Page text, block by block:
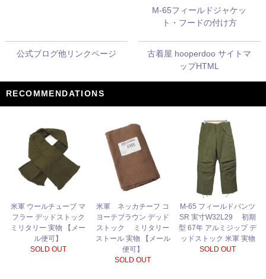
M-65フィールドジャケッ
ト・フードの付け方
公式ブログ他リンクページ
古着屋 hooperdoo サイトマ
ップHTML
RECOMMENDATIONS
米軍 ウールチューブ マ
フラー デッドストック
ミリタリー 実物 【メー
ル便可】
SOLD OUT
米軍 ネッカチーフ コ
ヨーテブラウン デッド
ストック ミリタリー
ストール 実物 【メール
便可】
SOLD OUT
M-65 フィールドパンツ
SR 実寸W32L29 初期
型 67年 アルミジップ デ
ッドストック 米軍 実物
SOLD OUT